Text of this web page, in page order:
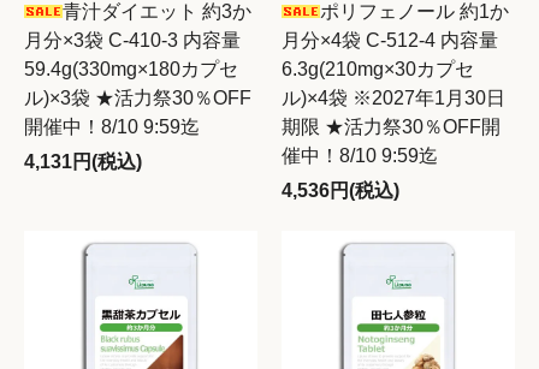
青汁ダイエット 約3か
月分×3袋 C-410-3 内容量
59.4g(330mg×180カプセ
ル)×3袋 ★活力祭30％OFF
開催中！8/10 9:59迄
4,131円(税込)
ポリフェノール 約1か
月分×4袋 C-512-4 内容量
6.3g(210mg×30カプセ
ル)×4袋 ※2027年1月30日
期限 ★活力祭30％OFF開
催中！8/10 9:59迄
4,536円(税込)